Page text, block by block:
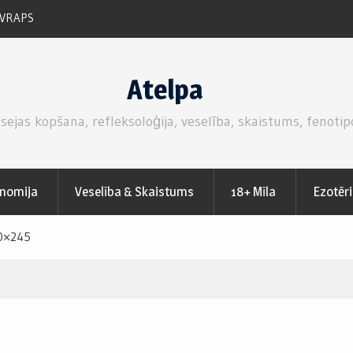
Atelpa
kopšana, refleksoloģija, veselība, skaistums,
Veselība & Skaistums 18+ Mīla